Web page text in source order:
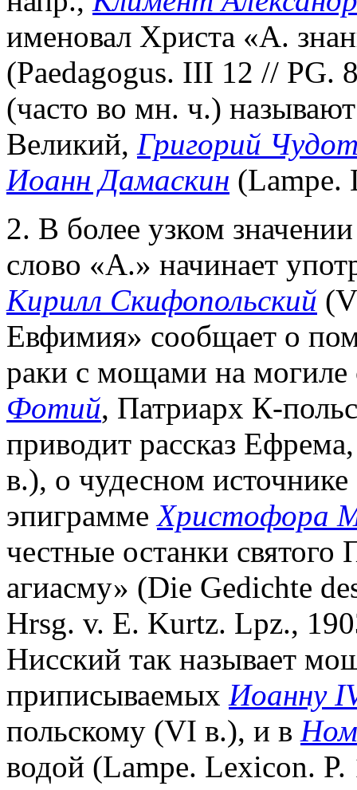
именовал Христа «А.
(Paedagogus. III 12 // PG.
(часто во мн. ч.)
Великий, Григорий
Иоанн Дамаскин (Lampe.
2. В более узком
слово «А.» начинает
Кирилл Скифопольский
Евфимия» сообщает о
раки с мощами на
Фотий, Патриарх К-
приводит рассказ
в.), о чудесном источнике
эпиграммеХристофора
честные останки
агиасму» (Die Gedichte
Hrsg. v. E. Kurtz. Lpz.,
Нисский так называет
приписываемых Иоанну
польскому (VI в.), и в
водой (Lampe. Lexicon. P.